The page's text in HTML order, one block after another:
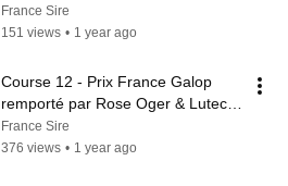
Risette Gareliere
France Sire
151 views • 1 year ago
Course 12 - Prix France Galop
remporté par Rose Oger & Lutece
des Vallons
France Sire
376 views • 1 year ago